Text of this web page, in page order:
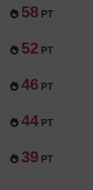
58 PT
52 PT
46 PT
44 PT
39 PT